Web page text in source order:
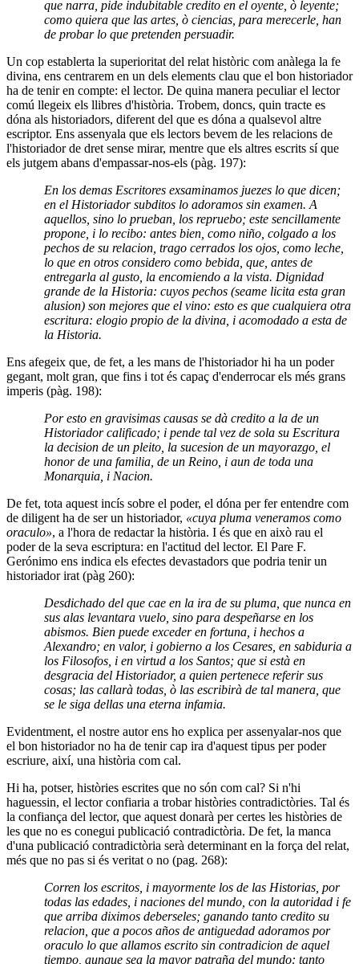
que narra, pide indubitable credito en el oyente, ò leyente;
como quiera que las artes, ò ciencias, para merecerle, han
de probar lo que pretenden persuadir.
Un cop establerta la superioritat del relat històric com anàlega la fe
divina, ens centrarem en un dels elements clau que el bon historiador
ha de tenir en compte: el lector. De quina manera peculiar el lector
comú llegeix els llibres d'història. Trobem, doncs, quin tracte es
dóna als historiadors, diferent del que es dóna a qualsevol altre
escriptor. Ens assenyala que els lectors bevem de les relacions de
l'historiador de dret sense mirar, mentre que els altres escrits sí que
els jutgem abans d'empassar-nos-els (pàg. 197):
En los demas Escritores exsaminamos juezes lo que dicen;
en el Historiador subditos lo adoramos sin examen. A
aquellos, sino lo prueban, los repruebo; este sencillamente
propone, i lo recibo: antes bien, como niño, colgado a los
pechos de su relacion, trago cerrados los ojos, como leche,
lo que en otros considero como bebida, que, antes de
entregarla al gusto, la encomiendo a la vista. Dignidad
grande de la Historia: cuyos pechos (seame licita esta gran
alusion) son mejores que el vino: esto es que cualquiera otra
escritura: elogio propio de la divina, i acomodado a esta de
la Historia.
Ens afegeix que, de fet, a les mans de l'historiador hi ha un poder
gegant, molt gran, que fins i tot és capaç d'enderrocar els més grans
imperis (pàg. 198):
Por esto en gravisimas causas se dà credito a la de un
Historiador calificado; i pende tal vez de sola su Escritura
la decision de un pleito, la sucesion de un mayorazgo, el
honor de una familia, de un Reino, i aun de toda una
Monarquia, i Nacion.
De fet, tota aquest incís sobre el poder, el dóna per fer entendre com
de diligent ha de ser un historiador, «cuya pluma veneramos como
oraculo», a l'hora de redactar la història. I és que en això rau el
poder de la seva escriptura: en l'actitud del lector. El Pare F.
Gerónimo ens indica els efectes devastadors que podria tenir un
historiador irat (pàg 260):
Desdichado del que cae en la ira de su pluma, que nunca en
sus alas levantara vuelo, sino para despeñarse en los
abismos. Bien puede exceder en fortuna, i hechos a
Alexandro; en valor, i gobierno a los Cesares, en sabiduria a
los Filosofos, i en virtud a los Santos; que si està en
desgracia del Historiador, a quien pertenece referir sus
cosas; las callarà todas, ò las escribirà de tal manera, que
se le siga dellas una eterna infamia.
Evidentment, el nostre autor ens ho explica per assenyalar-nos que
el bon historiador no ha de tenir cap ira d'aquest tipus per poder
escriure, així, una història com cal.
Hi ha, potser, històries escrites que no són com cal? Si n'hi
haguessin, el lector confiaria a trobar històries contradictòries. Tal és
la confiança del lector, que aquest donarà per certes les històries de
les que no es conegui publicació contradictòria. De fet, la manca
d'una publicació contradictòria serà determinant en la força del relat,
més que no pas si és veritat o no (pag. 268):
Corren los escritos, i mayormente los de las Historias, por
todas las edades, i naciones del mundo, con la autoridad i fe
que arriba diximos deberseles; ganando tanto credito su
relacion, que a pocos años de antiguedad adoramos por
oraculo lo que allamos escrito sin contradicion de aquel
tiempo, aunque sea la mayor patraña del mundo: tanto